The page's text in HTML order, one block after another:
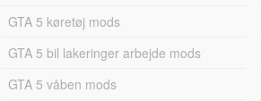
GTA 5 køretøj mods
GTA 5 bil lakeringer arbejde mods
GTA 5 våben mods